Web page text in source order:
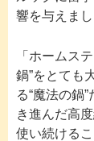
響を与えまし
「ホームス
鍋”をとても
る“魔法の鍋
き進んだ高
使い続ける